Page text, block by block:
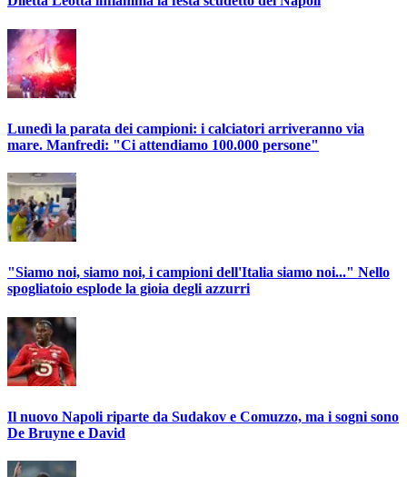
Lunedì la parata dei campioni: i calciatori arriveranno via
mare. Manfredi: "Ci attendiamo 100.000 persone"
"Siamo noi, siamo noi, i campioni dell'Italia siamo noi..." Nello
spogliatoio esplode la gioia degli azzurri
Il nuovo Napoli riparte da Sudakov e Comuzzo, ma i sogni sono
De Bruyne e David